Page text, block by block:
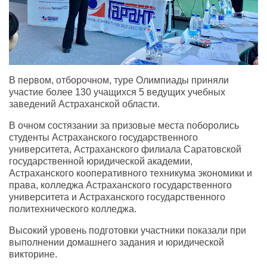
В первом, отборочном, туре Олимпиады приняли
участие более 130 учащихся 5 ведущих учебных
заведений Астраханской области.
В очном состязании за призовые места поборолись
студенты Астраханского государственного
университета, Астраханского филиала Саратовской
государственной юридической академии,
Астраханского кооперативного техникума экономики и
права, колледжа Астраханского государственного
университета и Астраханского государственного
политехнического колледжа.
Высокий уровень подготовки участники показали при
выполнении домашнего задания и юридической
викторине.